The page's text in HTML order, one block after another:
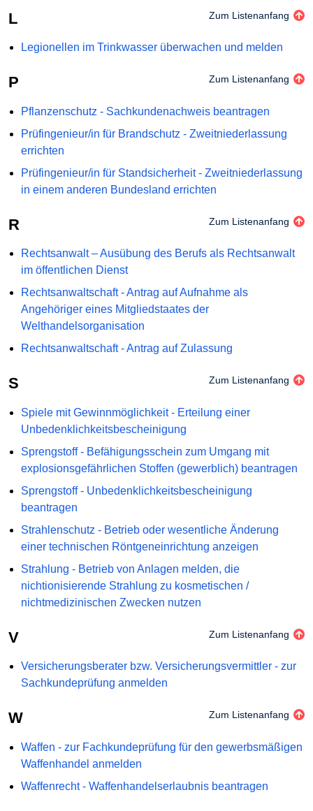
L Zum Listenanfang
Legionellen im Trinkwasser überwachen und melden
P Zum Listenanfang
Pflanzenschutz - Sachkundenachweis beantragen
Prüfingenieur/in für Brandschutz - Zweitniederlassung
errichten
Prüfingenieur/in für Standsicherheit - Zweitniederlassung
in einem anderen Bundesland errichten
R Zum Listenanfang
Rechtsanwalt – Ausübung des Berufs als Rechtsanwalt
im öffentlichen Dienst
Rechtsanwaltschaft - Antrag auf Aufnahme als
Angehöriger eines Mitgliedstaates der
Welthandelsorganisation
Rechtsanwaltschaft - Antrag auf Zulassung
S Zum Listenanfang
Spiele mit Gewinnmöglichkeit - Erteilung einer
Unbedenklichkeitsbescheinigung
Sprengstoff - Befähigungsschein zum Umgang mit
explosionsgefährlichen Stoffen (gewerblich) beantragen
Sprengstoff - Unbedenklichkeitsbescheinigung
beantragen
Strahlenschutz - Betrieb oder wesentliche Änderung
einer technischen Röntgeneinrichtung anzeigen
Strahlung - Betrieb von Anlagen melden, die
nichtionisierende Strahlung zu kosmetischen /
nichtmedizinischen Zwecken nutzen
V Zum Listenanfang
Versicherungsberater bzw. Versicherungsvermittler - zur
Sachkundeprüfung anmelden
W Zum Listenanfang
Waffen - zur Fachkundeprüfung für den gewerbsmäßigen
Waffenhandel anmelden
Waffenrecht - Waffenhandelserlaubnis beantragen